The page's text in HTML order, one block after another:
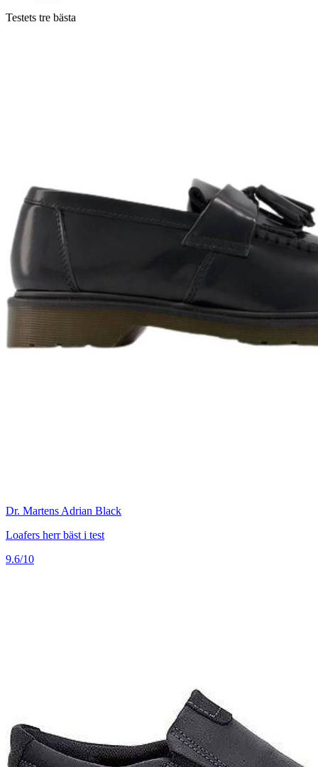
Testets tre bästa
Dr. Martens Adrian Black
Loafers herr bäst i test
9.6/10